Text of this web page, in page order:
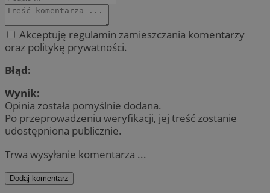
Akceptuję regulamin zamieszczania komentarzy
oraz politykę prywatności.
Błąd:
Wynik:
Opinia została pomyślnie dodana.
Po przeprowadzeniu weryfikacji, jej treść zostanie
udostępniona publicznie.
Trwa wysyłanie komentarza ...
Dodaj komentarz